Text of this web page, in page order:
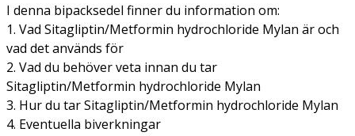
I denna bipacksedel finner du information om:
1. Vad Sitagliptin/Metformin hydrochloride Mylan är och
vad det används för
2. Vad du behöver veta innan du tar
Sitagliptin/Metformin hydrochloride Mylan
3. Hur du tar Sitagliptin/Metformin hydrochloride Mylan
4. Eventuella biverkningar